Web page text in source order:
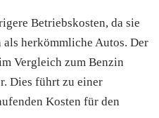
Betriebskosten, da sie
herkömmliche Autos. Der
Vergleich zum Benzin
Dies führt zu einer
Kosten für den